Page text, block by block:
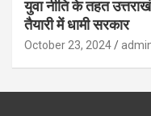
युवा नीति के तहत
तैयारी में धामी सरकार
October 23, 2024